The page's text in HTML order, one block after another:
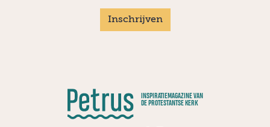
Inschrijven
INSPIRATIEMAGAZINE VAN
DE PROTESTANTSE KERK